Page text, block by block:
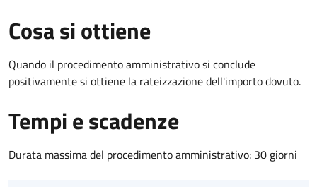
Cosa si ottiene
Quando il procedimento amministrativo si conclude
positivamente si ottiene la rateizzazione dell'importo dovuto.
Tempi e scadenze
Durata massima del procedimento amministrativo: 30 giorni